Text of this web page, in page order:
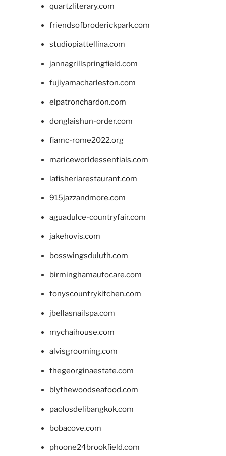
quartzliterary.com
friendsofbroderickpark.com
studiopiattellina.com
jannagrillspringfield.com
fujiyamacharleston.com
elpatronchardon.com
donglaishun-order.com
fiamc-rome2022.org
mariceworldessentials.com
lafisheriarestaurant.com
915jazzandmore.com
aguadulce-countryfair.com
jakehovis.com
bosswingsduluth.com
birminghamautocare.com
tonyscountrykitchen.com
jbellasnailspa.com
mychaihouse.com
alvisgrooming.com
thegeorginaestate.com
blythewoodseafood.com
paolosdelibangkok.com
bobacove.com
phoone24brookfield.com